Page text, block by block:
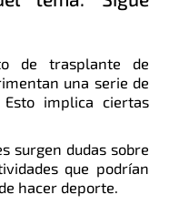
de trasplante de
una serie de
implica ciertas
surgen dudas sobre
que podrían
hacer deporte.